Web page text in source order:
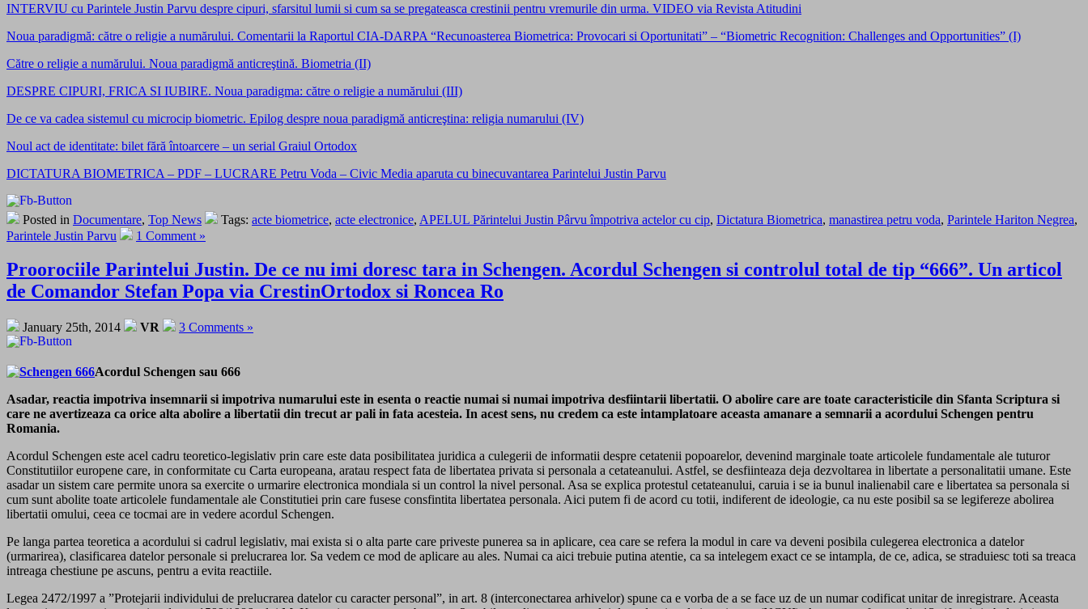
INTERVIU cu Parintele Justin Parvu despre cipuri, sfarsitul lumii si cum sa se pregateasca crestinii pentru vremurile din urma. VIDEO via Revista Atitudini
Noua paradigmă: către o religie a numărului. Comentarii la Raportul CIA-DARPA “Recunoasterea Biometrica: Provocari si Oportunitati” – “Biometric Recognition: Challenges and Opportunities” (I)
Către o religie a numărului. Noua paradigmă anticreştină. Biometria (II)
DESPRE CIPURI, FRICA SI IUBIRE. Noua paradigma: către o religie a numărului (III)
De ce va cadea sistemul cu microcip biometric. Epilog despre noua paradigmă anticreştina: religia numarului (IV)
Noul act de identitate: bilet fără întoarcere – un serial Graiul Ortodox
DICTATURA BIOMETRICA – PDF – LUCRARE Petru Voda – Civic Media aparuta cu binecuvantarea Parintelui Justin Parvu
Posted in Documentare, Top News Tags: acte biometrice, acte electronice, APELUL Părintelui Justin Pârvu împotriva actelor cu cip, Dictatura Biometrica, manastirea petru voda, Parintele Hariton Negrea,
Parintele Justin Parvu
1 Comment »
Proorociile Parintelui Justin. De ce nu imi doresc tara in Schengen. Acordul Schengen si controlul total de tip “666”. Un articol
de Comandor Stefan Popa via CrestinOrtodox si Roncea Ro
January 25th, 2014 VR 3 Comments »
Acordul Schengen sau 666
Asadar, reactia impotriva insemnarii si impotriva numarului este in esenta o reactie numai si numai impotriva desfiintarii libertatii. O abolire care are toate caracteristicile din Sfanta Scriptura si
care ne avertizeaza ca orice alta abolire a libertatii din trecut ar pali in fata acesteia. In acest sens, nu credem ca este intamplatoare aceasta amanare a semnarii a acordului Schengen pentru
Romania.
Acordul Schengen este acel cadru teoretico-legislativ prin care este data posibilitatea juridica a culegerii de informatii despre cetatenii popoarelor, devenind marginale toate articolele fundamentale ale tuturor
Constitutiilor europene care, in conformitate cu Carta europeana, aratau respect fata de libertatea privata si personala a cetateanului. Astfel, se desfiinteaza deja dezvoltarea in libertate a personalitatii umane. Este
asadar un sistem care permite unora sa exercite o urmarire electronica mondiala si un control la nivel personal. Asa se explica protestul cetateanului, caruia i se ia bunul inalienabil care e libertatea sa personala si
cum sunt abolite toate articolele fundamentale ale Constitutiei prin care fusese consfintita libertatea personala. Aici putem fi de acord cu totii, indiferent de ideologie, ca nu este posibil sa se legifereze abolirea
libertatii omului, ceea ce tocmai are in vedere acordul Schengen.
Pe langa partea teoretica a acordului si cadrul legislativ, mai exista si o alta parte care priveste punerea sa in aplicare, cea care se refera la modul in care va deveni posibila culegerea electronica a datelor
(urmarirea), clasificarea datelor personale si prelucrarea lor. Sa vedem ce mod de aplicare au ales. Numai ca aici trebuie putina atentie, ca sa intelegem exact ce se intampla, de ce, adica, se straduiesc toti sa treaca
intreaga chestiune pe ascuns, pentru a evita reactiile.
Legea 2472/1997 a ”Protejarii individului de prelucrarea datelor cu caracter personal”, in art. 8 (interconectarea arhivelor) spune ca e vorba de a se face uz de un numar codificat unitar de inregistrare. Aceasta